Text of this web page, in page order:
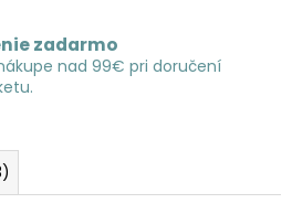
zadarmo
nad 99€ pri doručení